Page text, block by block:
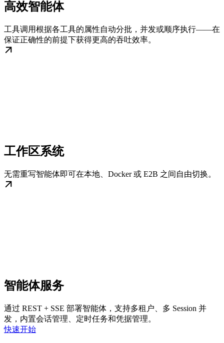
高效智能体
工具调用根据各工具的属性自动分批，并发或顺序执行——在
保证正确性的前提下获得更高的吞吐效率。
工作区系统
无需重写智能体即可在本地、Docker 或 E2B 之间自由切换。
智能体服务
通过 REST + SSE 部署智能体，支持多租户、多 Session 并
发，内置会话管理、定时任务和凭据管理。
快速开始